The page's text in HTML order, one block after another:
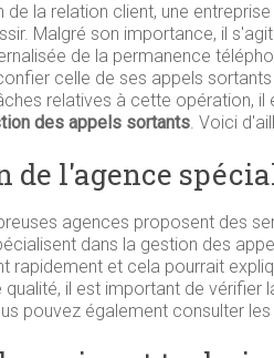
de la relation client, une
Malgré son importance, il
de la permanence
celle de ses appels
relatives à cette opération,
des appels sortants. Voici
de l'agence
agences proposent des
dans la gestion des
rapidement et cela pourrait
qualité, il est important de
pouvez également consulter